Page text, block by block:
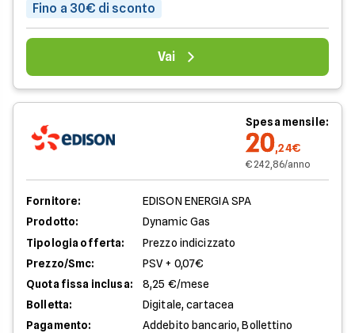
Fino a 30€ di sconto
Vai
Spesa mensile:
20,24€
€ 242,86/anno
Fornitore:
EDISON ENERGIA SPA
Prodotto:
Dynamic Gas
Tipologia offerta:
Prezzo indicizzato
Prezzo/Smc:
PSV + 0,07€
Quota fissa inclusa:
8,25 €/mese
Bolletta:
Digitale, cartacea
Pagamento:
Addebito bancario, Bollettino